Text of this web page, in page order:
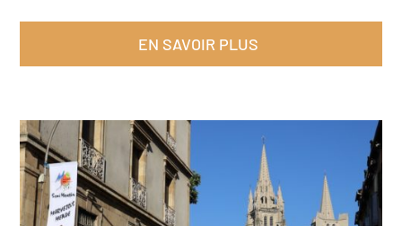
EN SAVOIR PLUS